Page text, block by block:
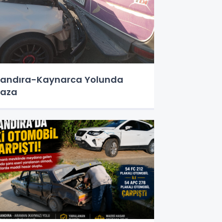
Kaynarca Yolunda